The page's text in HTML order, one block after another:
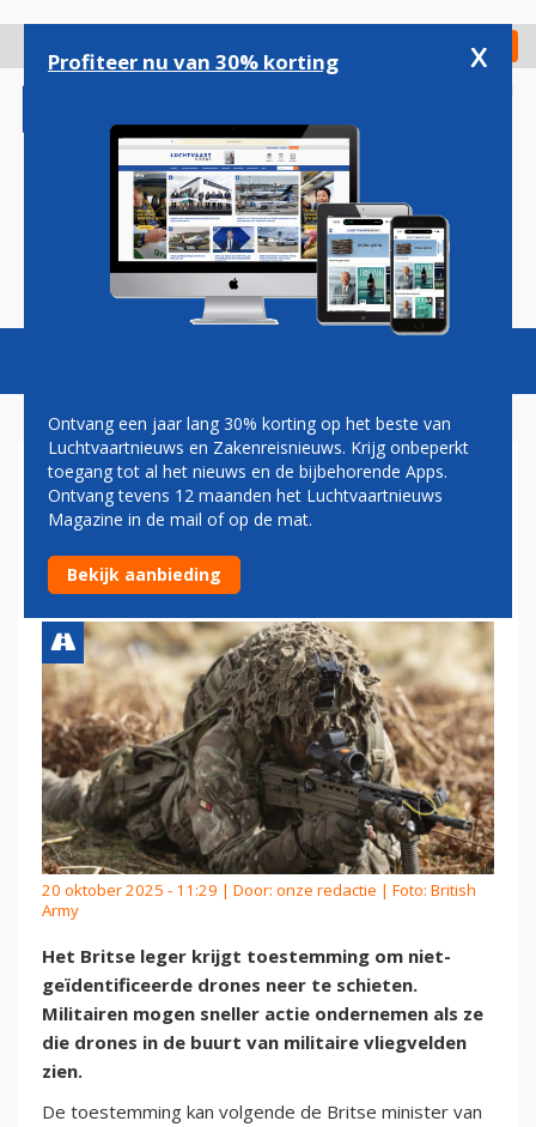
gaan
Check in
Magazine Podcasts Vacatures
BRITSE LEGER MAG
ONBEKENDE DRONES NU UIT
DE LUCHT SCHIETEN
20 oktober 2025 - 11:29 | Door: onze redactie | Foto: British
Army
Het Britse leger krijgt toestemming om niet-
geïdentificeerde drones neer te schieten.
Militairen mogen sneller actie ondernemen als ze
die drones in de buurt van militaire vliegvelden
zien.
De toestemming kan volgende de Britse minister van
Profiteer nu van 30% korting x
Ontvang een jaar lang 30% korting op het beste van
Luchtvaartnieuws en Zakenreisnieuws. Krijg onbeperkt
toegang tot al het nieuws en de bijbehorende Apps.
Ontvang tevens 12 maanden het Luchtvaartnieuws
Magazine in de mail of op de mat.
Bekijk aanbieding